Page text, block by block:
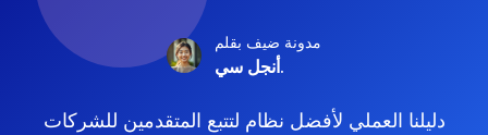
مدونة ضيف بقلم
أنجل سي.
دليلنا العملي لأفضل نظام لتتبع المتقدمين للشركات